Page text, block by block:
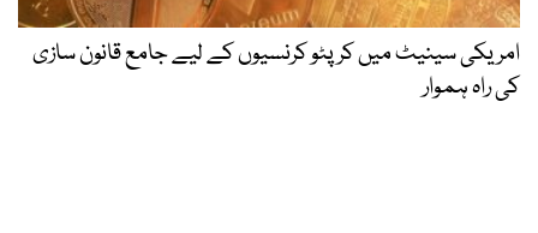
امریکی سینیٹ میں کرپٹو کرنسیوں کے لیے جامع قانون سازی
کی راہ ہموار